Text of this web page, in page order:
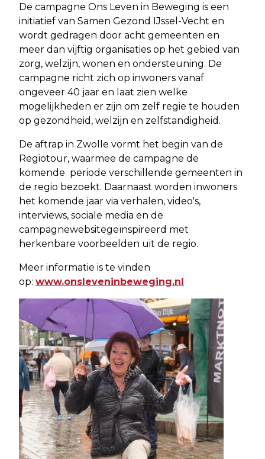
De campagne Ons Leven in Beweging is een
initiatief van Samen Gezond IJssel-Vecht en
wordt gedragen door acht gemeenten en
meer dan vijftig organisaties op het gebied van
zorg, welzijn, wonen en ondersteuning. De
campagne richt zich op inwoners vanaf
ongeveer 40 jaar en laat zien welke
mogelijkheden er zijn om zelf regie te houden
op gezondheid, welzijn en zelfstandigheid.
De aftrap in Zwolle vormt het begin van de
Regiotour, waarmee de campagne de
komende periode verschillende gemeenten in
de regio bezoekt. Daarnaast worden inwoners
het komende jaar via verhalen, video's,
interviews, sociale media en de
campagnewebsitegeïnspireerd met
herkenbare voorbeelden uit de regio.
Meer informatie is te vinden
op: www.onsleveninbeweging.nl